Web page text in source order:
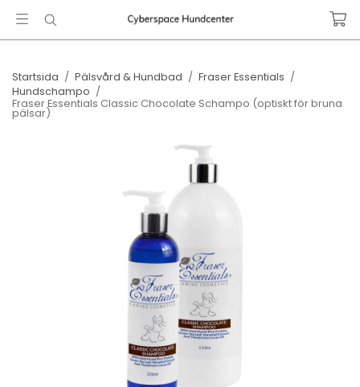
Startsida / Pälsvård & Hundbad / Fraser Essentials /
Hundschampo /
Fraser Essentials Classic Chocolate Schampo (optiskt för bruna
pälsar)